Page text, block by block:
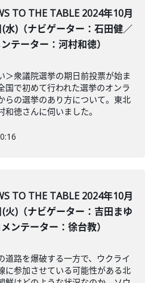
TO THE TABLE 2024年10月
(水)（ナビゲーター：石田健／
テーター：河村和徳）
＞衆議院選挙の期日前投票が始ま
国で初めて行われた選挙のオンラ
らの選挙のあり方について。東北
徳さんに伺いました。
TO THE TABLE 2024年10月
(火)（ナビゲーター：吉田まゆ
ンテーター：徐台教）
道路を爆破する一方で、ウクライ
に参加させている可能性がある北